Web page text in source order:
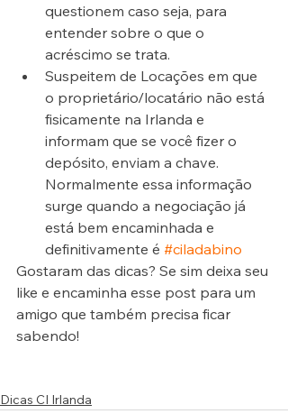
questionem caso seja, para
entender sobre o que o
acréscimo se trata.
Suspeitem de Locações em que
o proprietário/locatário não está
fisicamente na Irlanda e
informam que se você fizer o
depósito, enviam a chave.
Normalmente essa informação
surge quando a negociação já
está bem encaminhada e
definitivamente é #ciladabino
Gostaram das dicas? Se sim deixa seu
like e encaminha esse post para um
amigo que também precisa ficar
sabendo!
Dicas CI Irlanda